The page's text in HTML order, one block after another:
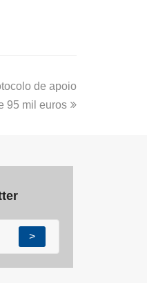
de apoio
95 mil euros
>